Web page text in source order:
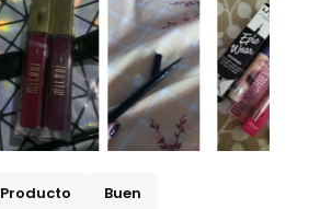
Producto
Buen